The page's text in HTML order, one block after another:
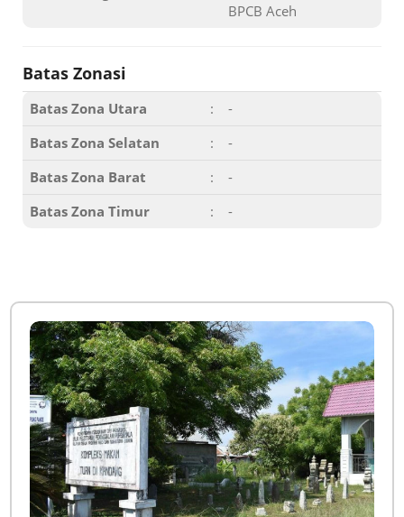
BPCB Aceh
Batas Zonasi
Batas Zona Utara :
-
Batas Zona Selatan
:
-
Batas Zona Barat
:
-
Batas Zona Timur
: -